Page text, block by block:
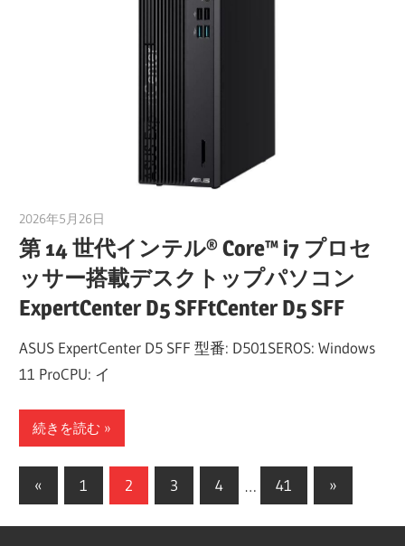
2026年5月26日
第 14 世代インテル® Core™ i7 プロセ
ッサー搭載デスクトップパソコン
ExpertCenter D5 SFFtCenter D5 SFF
ASUS ExpertCenter D5 SFF 型番: D501SEROS: Windows
11 ProCPU: イ
続きを読む
投
«
の
1 2 3 4 … 41
次
の
»